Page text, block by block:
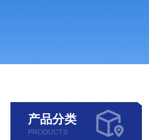
产品分类
PRODUCTS